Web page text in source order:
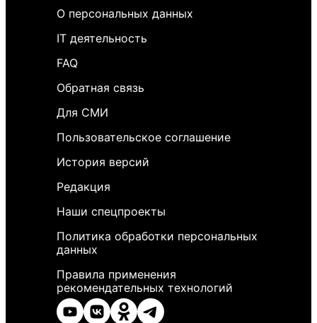
О персональных данных
IT деятельность
FAQ
Обратная связь
Для СМИ
Пользовательское соглашение
История версий
Редакция
Наши спецпроекты
Политика обработки персональных
данных
Правила применения
рекомендательных технологий